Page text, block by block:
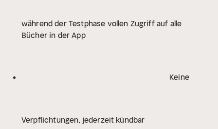
während der Testphase vollen Zugriff auf alle
Bücher in der App
Keine
Verpflichtungen, jederzeit kündbar